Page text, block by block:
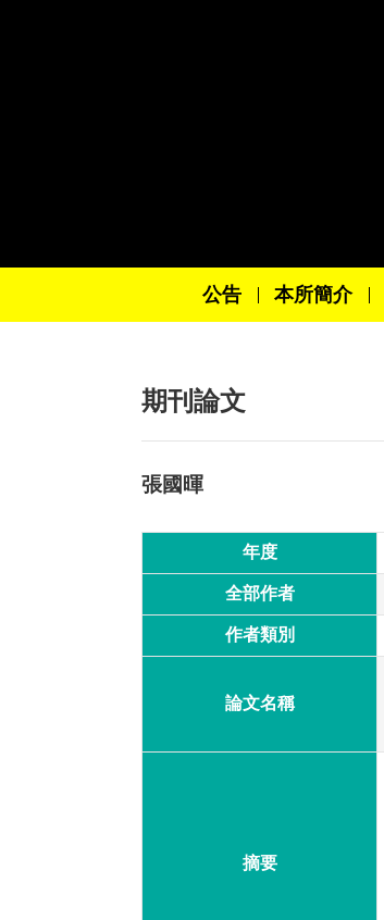
公告 本所簡介
期刊論文
張國暉
年度
全部作者
作者類別
論文名稱
摘要